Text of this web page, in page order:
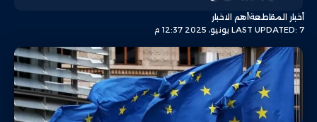
LAST UPDATED: 7 يونيو، 2025 12:37 م
أخبار المقاطعةأهم الاخبار